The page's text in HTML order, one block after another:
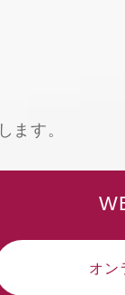
ます。
オン